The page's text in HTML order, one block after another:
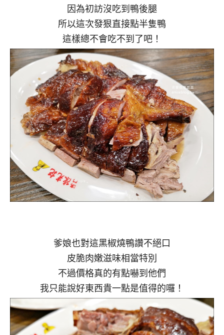
因為初訪沒吃到鴨後腿
所以這次發狠直接點半隻鴨
這樣總不會吃不到了吧！
爹娘也對這黑椒燒鴨讚不絕口
皮脆肉嫩滋味相當特別
不過價格真的有點嚇到他們
我只能說好東西貴一點是值得的囉！